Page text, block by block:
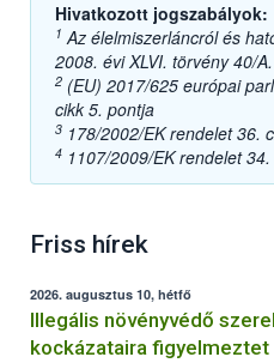
Hivatkozott jogszabályok:
1 Az élelmiszerláncról és
2008. évi XLVI. törvény 40/
2 (EU) 2017/625 európai
cikk 5. pontja
3 178/2002/EK rendelet 36.
4 1107/2009/EK rendelet
Friss hírek
2026. augusztus 10, hétfő
Illegális növényvédő
kockázataira figyelmeztet